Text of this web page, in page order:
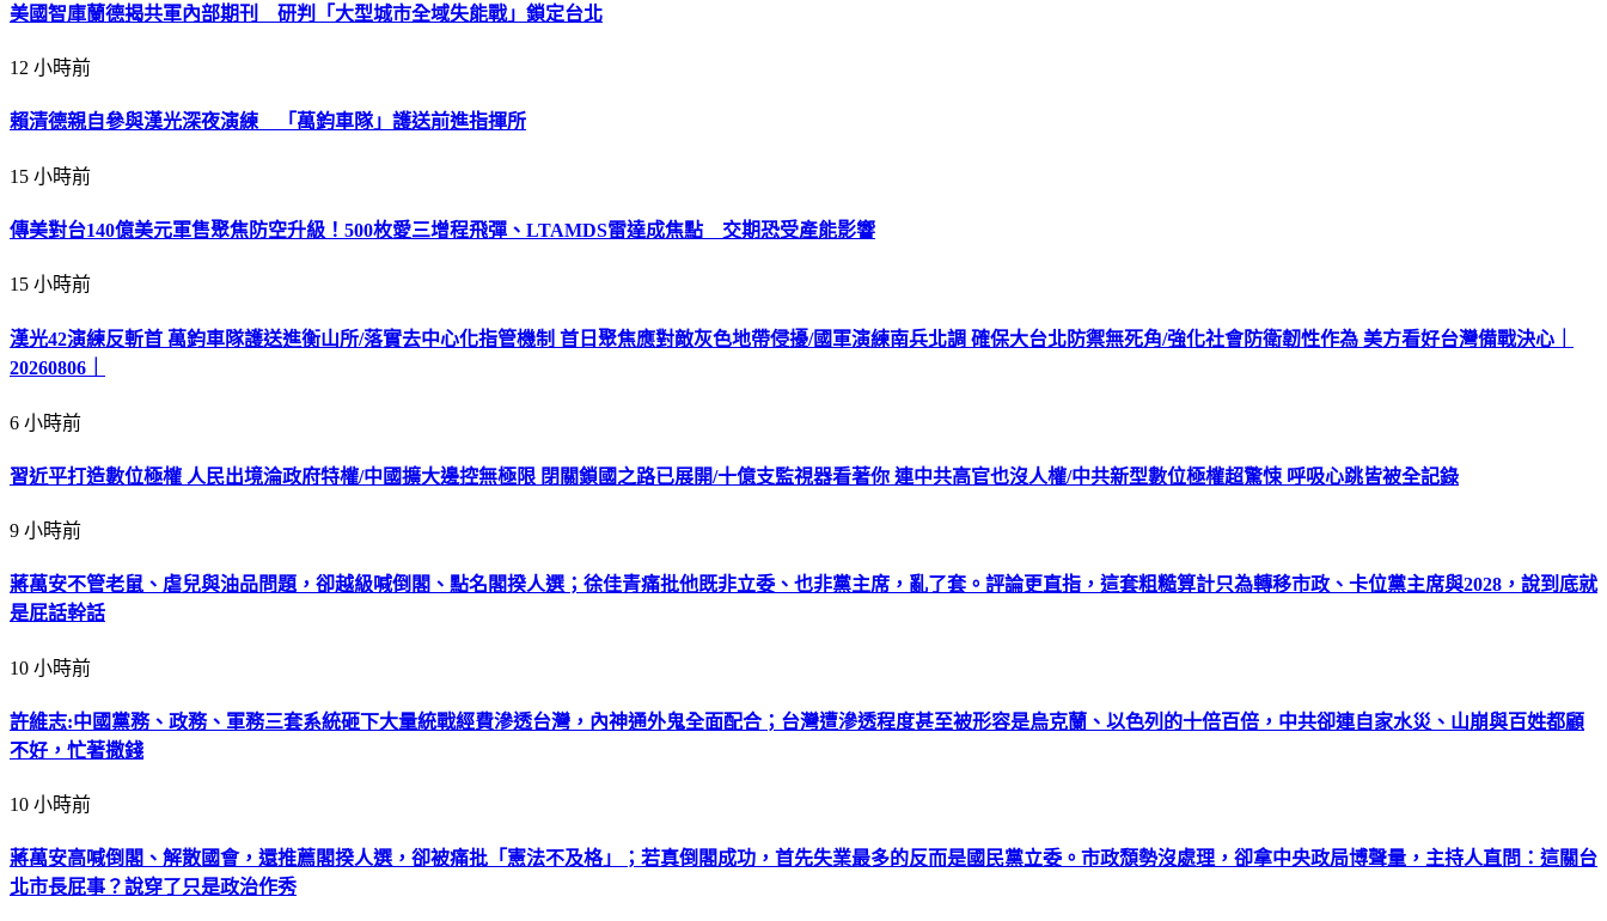
美國智庫蘭德揭共軍內部期刊 研判「大型城市全域失能戰」鎖定台北
12 小時前
賴清德親自參與漢光深夜演練 「萬鈞車隊」護送前進指揮所
15 小時前
傳美對台140億美元軍售聚焦防空升級！500枚愛三增程飛彈、LTAMDS雷達成焦點 交期恐受產能影響
15 小時前
漢光42演練反斬首 萬鈞車隊護送進衡山所/落實去中心化指管機制 首日聚焦應對敵灰色地帶侵擾/國軍演練南兵北調 確保大台北防禦無死角/強化社會防衛韌性作為 美方看好台灣備戰決心｜
20260806｜
6 小時前
習近平打造數位極權 人民出境淪政府特權/中國擴大邊控無極限 閉關鎖國之路已展開/十億支監視器看著你 連中共高官也沒人權/中共新型數位極權超驚悚 呼吸心跳皆被全記錄
9 小時前
蔣萬安不管老鼠、虐兒與油品問題，卻越級喊倒閣、點名閣揆人選；徐佳青痛批他既非立委、也非黨主席，亂了套。評論更直指，這套粗糙算計只為轉移市政、卡位黨主席與2028，說到底就
是屁話幹話
10 小時前
許維志:中國黨務、政務、軍務三套系統砸下大量統戰經費滲透台灣，內神通外鬼全面配合；台灣遭滲透程度甚至被形容是烏克蘭、以色列的十倍百倍，中共卻連自家水災、山崩與百姓都顧
不好，忙著撒錢
10 小時前
蔣萬安高喊倒閣、解散國會，還推薦閣揆人選，卻被痛批「憲法不及格」；若真倒閣成功，首先失業最多的反而是國民黨立委。市政頹勢沒處理，卻拿中央政局博聲量，主持人直問：這關台
北市長屁事？說穿了只是政治作秀